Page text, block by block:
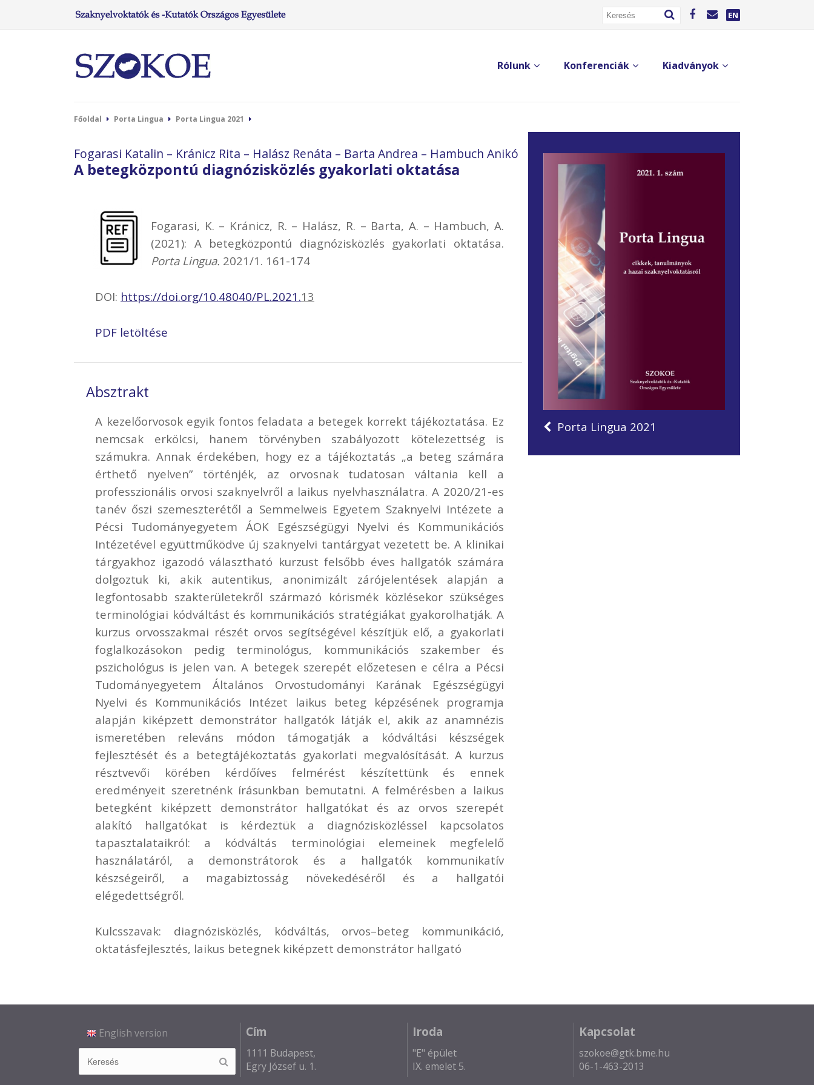
EN
Rólunk Konferenciák Kiadványok
Főoldal Porta Lingua Porta Lingua 2021
Fogarasi Katalin – Kránicz Rita – Halász Renáta – Barta Andrea – Hambuch Anikó
A betegközpontú diagnózisközlés gyakorlati oktatása
Fogarasi, K. – Kránicz, R. – Halász, R. – Barta, A. – Hambuch, A.
(2021): A betegközpontú diagnózisközlés gyakorlati oktatása.
Porta Lingua. 2021/1. 161-174
DOI: https://doi.org/10.48040/PL.2021.13
PDF letöltése
Absztrakt
A kezelőorvosok egyik fontos feladata a betegek korrekt tájékoztatása. Ez
nemcsak erkölcsi, hanem törvényben szabályozott kötelezettség is
számukra. Annak érdekében, hogy ez a tájékoztatás „a beteg számára
érthető nyelven” történjék, az orvosnak tudatosan váltania kell a
professzionális orvosi szaknyelvről a laikus nyelvhasználatra. A 2020/21-es
tanév őszi szemeszterétől a Semmelweis Egyetem Szaknyelvi Intézete a
Pécsi Tudományegyetem ÁOK Egészségügyi Nyelvi és Kommunikációs
Intézetével együttműködve új szaknyelvi tantárgyat vezetett be. A klinikai
tárgyakhoz igazodó választható kurzust felsőbb éves hallgatók számára
dolgoztuk ki, akik autentikus, anonimizált zárójelentések alapján a
legfontosabb szakterületekről származó kórismék közlésekor szükséges
terminológiai kódváltást és kommunikációs stratégiákat gyakorolhatják. A
kurzus orvosszakmai részét orvos segítségével készítjük elő, a gyakorlati
foglalkozásokon pedig terminológus, kommunikációs szakember és
pszichológus is jelen van. A betegek szerepét előzetesen e célra a Pécsi
Tudományegyetem Általános Orvostudományi Karának Egészségügyi
Nyelvi és Kommunikációs Intézet laikus beteg képzésének programja
alapján kiképzett demonstrátor hallgatók látják el, akik az anamnézis
ismeretében releváns módon támogatják a kódváltási készségek
fejlesztését és a betegtájékoztatás gyakorlati megvalósítását. A kurzus
résztvevői körében kérdőíves felmérést készítettünk és ennek
eredményeit szeretnénk írásunkban bemutatni. A felmérésben a laikus
betegként kiképzett demonstrátor hallgatókat és az orvos szerepét
alakító hallgatókat is kérdeztük a diagnózisközléssel kapcsolatos
tapasztalataikról: a kódváltás terminológiai elemeinek megfelelő
használatáról, a demonstrátorok és a hallgatók kommunikatív
készségeiről, a magabiztosság növekedéséről és a hallgatói
elégedettségről.
Kulcsszavak: diagnózisközlés, kódváltás, orvos–beteg kommunikáció,
oktatásfejlesztés, laikus betegnek kiképzett demonstrátor hallgató
Porta Lingua 2021
English version Cím
1111 Budapest,
Egry József u. 1.
Iroda
"E" épület
IX. emelet 5.
Kapcsolat
szokoe@gtk.bme.hu
06-1-463-2013